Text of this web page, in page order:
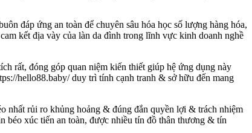
đáp ứng an toàn để chuyên sâu hóa học số lượng hàng hóa,
kết địa vày của làn da đình trong lĩnh vực kinh doanh nghề
rất, đóng góp quan niệm kiến thiết giúp hệ ứng dụng này
hello88.baby/ duy trì tính cạnh tranh & sở hữu đến mang
nhất rủi ro khủng hoảng & đúng đắn quyền lợi & trách nhiệm
béo xúc tiến an toàn, được nhiều tín đồ thân thương & tín